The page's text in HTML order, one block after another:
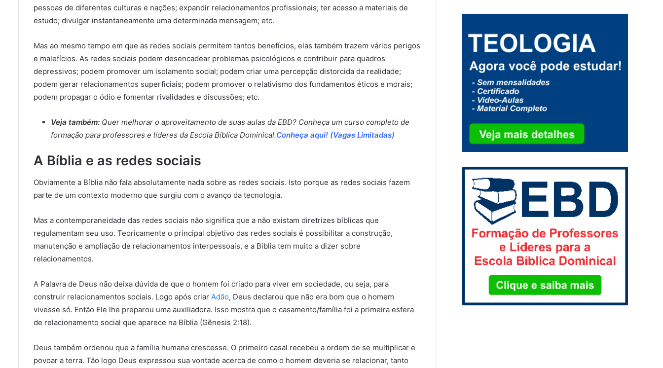
pessoas de diferentes culturas e nações; expandir relacionamentos profissionais; ter acesso a materiais de
estudo; divulgar instantaneamente uma determinada mensagem; etc.
Mas ao mesmo tempo em que as redes sociais permitem tantos benefícios, elas também trazem vários perigos
e malefícios. As redes sociais podem desencadear problemas psicológicos e contribuir para quadros
depressivos; podem promover um isolamento social; podem criar uma percepção distorcida da realidade;
podem gerar relacionamentos superficiais; podem promover o relativismo dos fundamentos éticos e morais;
podem propagar o ódio e fomentar rivalidades e discussões; etc.
Veja também: Quer melhorar o aproveitamento de suas aulas da EBD? Conheça um curso completo de
formação para professores e líderes da Escola Bíblica Dominical.Conheça aqui! (Vagas Limitadas)
A Bíblia e as redes sociais
Obviamente a Bíblia não fala absolutamente nada sobre as redes sociais. Isto porque as redes sociais fazem
parte de um contexto moderno que surgiu com o avanço da tecnologia.
Mas a contemporaneidade das redes sociais não significa que a não existam diretrizes bíblicas que
regulamentam seu uso. Teoricamente o principal objetivo das redes sociais é possibilitar a construção,
manutenção e ampliação de relacionamentos interpessoais, e a Bíblia tem muito a dizer sobre
relacionamentos.
A Palavra de Deus não deixa dúvida de que o homem foi criado para viver em sociedade, ou seja, para
construir relacionamentos sociais. Logo após criar Adão, Deus declarou que não era bom que o homem
vivesse só. Então Ele lhe preparou uma auxiliadora. Isso mostra que o casamento/família foi a primeira esfera
de relacionamento social que aparece na Bíblia (Gênesis 2:18).
Deus também ordenou que a família humana crescesse. O primeiro casal recebeu a ordem de se multiplicar e
povoar a terra. Tão logo Deus expressou sua vontade acerca de como o homem deveria se relacionar, tanto